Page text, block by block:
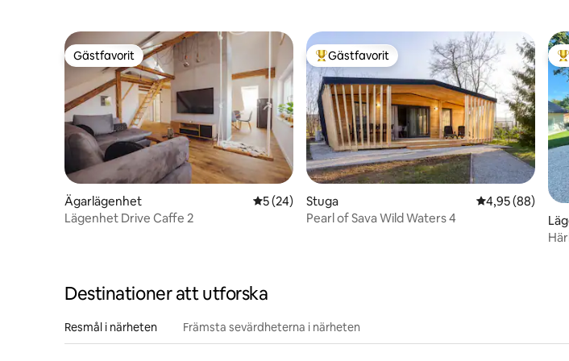
Gästfavorit
Gästfavorit
Ägarlägenhet 5 av 5 i genomsnittligt betyg, 24 omdömen
5 (24)
Lägenhet Drive Caffe 2
Populär gästfavorit
Gästfavorit
Stuga 4,95 av 5 i
4,95 (88)
Pearl of Sava Wild Waters 4
Destinationer att utforska
Resmål i närheten Främsta sevärdheterna i närheten